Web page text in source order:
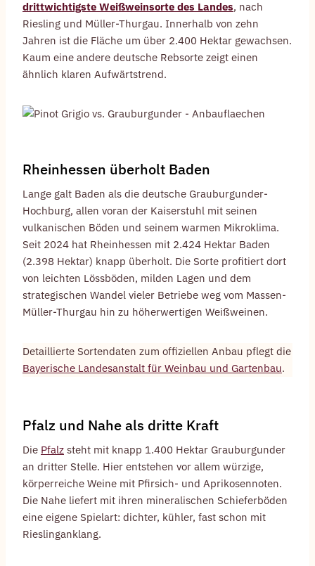
drittwichtigste Weißweinsorte des Landes, nach
Riesling und Müller-Thurgau. Innerhalb von zehn
Jahren ist die Fläche um über 2.400 Hektar gewachsen.
Kaum eine andere deutsche Rebsorte zeigt einen
ähnlich klaren Aufwärtstrend.
Rheinhessen überholt Baden
Lange galt Baden als die deutsche Grauburgunder-
Hochburg, allen voran der Kaiserstuhl mit seinen
vulkanischen Böden und seinem warmen Mikroklima.
Seit 2024 hat Rheinhessen mit 2.424 Hektar Baden
(2.398 Hektar) knapp überholt. Die Sorte profitiert dort
von leichten Lössböden, milden Lagen und dem
strategischen Wandel vieler Betriebe weg vom Massen-
Müller-Thurgau hin zu höherwertigen Weißweinen.
Detaillierte Sortendaten zum offiziellen Anbau pflegt die
Bayerische Landesanstalt für Weinbau und Gartenbau.
Pfalz und Nahe als dritte Kraft
Die Pfalz steht mit knapp 1.400 Hektar Grauburgunder
an dritter Stelle. Hier entstehen vor allem würzige,
körperreiche Weine mit Pfirsich- und Aprikosennoten.
Die Nahe liefert mit ihren mineralischen Schieferböden
eine eigene Spielart: dichter, kühler, fast schon mit
Rieslinganklang.